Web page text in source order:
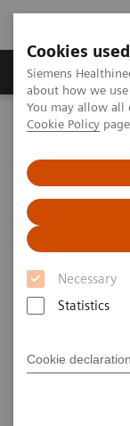
Cookies
Siemens
about how we
You may allow all
Cookie Policy
Necessary
Statistics
Cookie declaration
Zobrazovací
Home
Laboratorní
Autoimmune Assay